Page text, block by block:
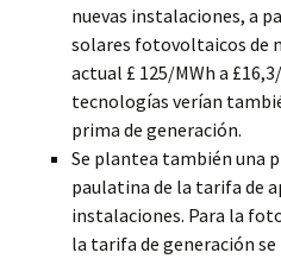
nuevas instalaciones, a
solares fotovoltaicos de
actual £ 125/MWh a
tecnologías verían
prima de generación.
Se plantea también una
paulatina de la tarifa de
instalaciones. Para la
la tarifa de generación